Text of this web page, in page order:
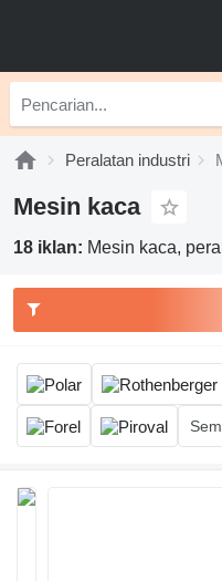
Peralatan industri
Mesin kaca
18 iklan: Mesin kaca,